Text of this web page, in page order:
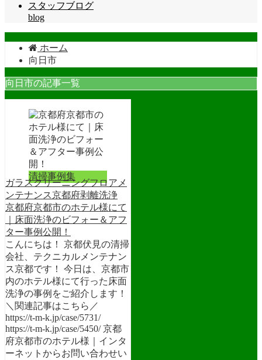
スタッフブログ
blog
ホーム
向日市
向日市の記事一覧
清掃事例集
ガラスクリーニングフロアメ
ンテナンス京都府剥離洗浄
京都府京都市のホテル様にて
｜床面洗浄のビフォー＆アフ
ター事例公開！
こんにちは！ 京都伏見の清掃
会社、テクニカルメンテナン
ス京都です！ 今日は、京都市
内のホテル様にて行った床面
洗浄の事例をご紹介します！
＼関連記事はこちら／
https://t-m-k.jp/case/5731/
https://t-m-k.jp/case/5450/ 京都
府京都市のホテル様｜インタ
ーネットからお問い合わせい